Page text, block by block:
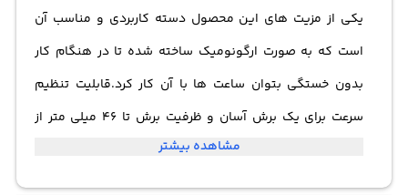
یکی از مزیت های این محصول دسته کاربردی و مناسب آن
است که به صورت ارگونومیک ساخته شده تا در هنگام کار
بدون خستگی بتوان ساعت ها با آن کار کرد.قابلیت تنظیم
سرعت برای یک برش آسان و ظرفیت برش تا 46 میلی متر از
400W می باشد.
مشاهده بیشتر